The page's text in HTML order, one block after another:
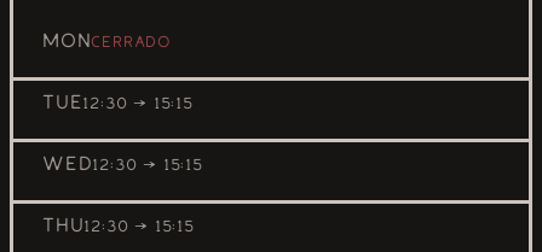
MONCerrado
TUE12:30 → 15:15
WED12:30 → 15:15
THU12:30 → 15:15